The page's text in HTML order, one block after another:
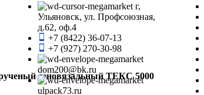
сеновязальный ТЕКС 5000
г,
Ульяновск, ул. Профсоюзная,
д.62, оф.4
+7 (8422) 36-07-13
+7 (927) 270-30-98
dom200@bk.ru
ulpack73.ru